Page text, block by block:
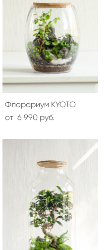
Флорариум KYOTO
от 6 990 pуб.